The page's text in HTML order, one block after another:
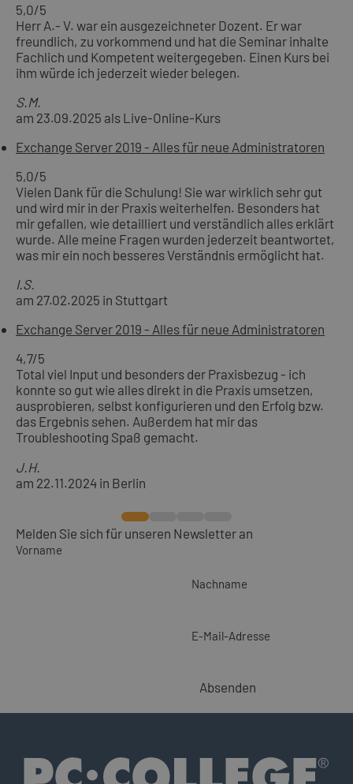
5,0/5
Herr A.- V. war ein ausgezeichneter Dozent. Er war
freundlich, zu vorkommend und hat die Seminar inhalte
Fachlich und Kompetent weitergegeben. Einen Kurs bei
ihm würde ich jederzeit wieder belegen.
S.M.
am 23.09.2025 als Live-Online-Kurs
Exchange Server 2019 - Alles für neue Administratoren
5,0/5
Vielen Dank für die Schulung! Sie war wirklich sehr gut
und wird mir in der Praxis weiterhelfen. Besonders hat
mir gefallen, wie detailliert und verständlich alles erklärt
wurde. Alle meine Fragen wurden jederzeit beantwortet,
was mir ein noch besseres Verständnis ermöglicht hat.
I.S.
am 27.02.2025 in Stuttgart
Exchange Server 2019 - Alles für neue Administratoren
4,7/5
Total viel Input und besonders der Praxisbezug - ich
konnte so gut wie alles direkt in die Praxis umsetzen,
ausprobieren, selbst konfigurieren und den Erfolg bzw.
das Ergebnis sehen. Außerdem hat mir das
Troubleshooting Spaß gemacht.
J.H.
am 22.11.2024 in Berlin
Melden Sie sich für unseren Newsletter an
Vorname
Nachname
E-Mail-Adresse
Absenden